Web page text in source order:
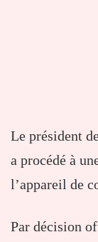
Le président
a procédé à
l’appareil de
Par décision